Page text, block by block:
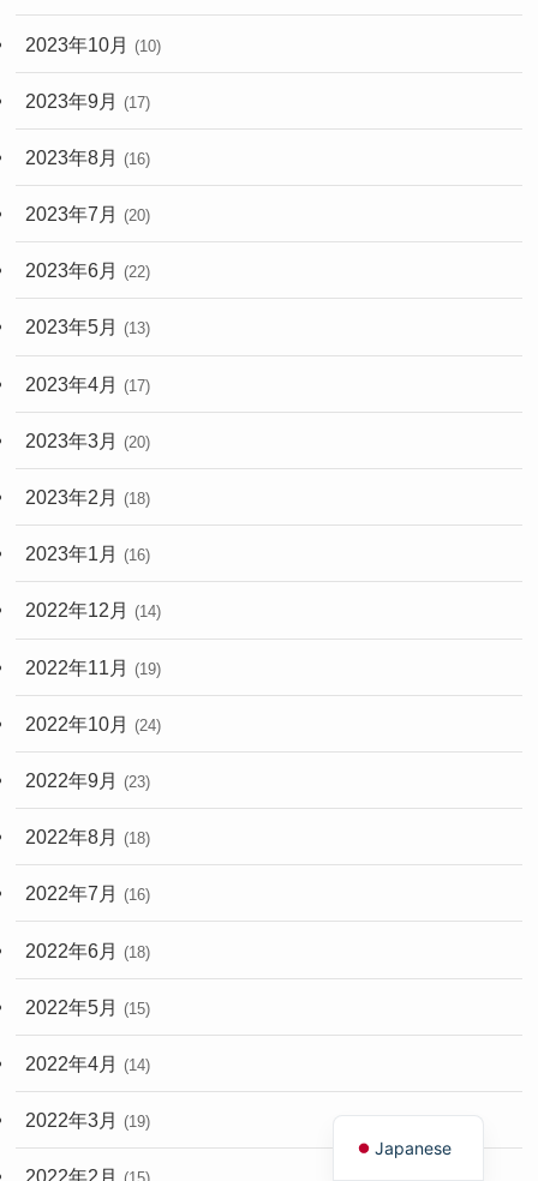
2023年10月 (10)
2023年9月 (17)
2023年8月 (16)
2023年7月 (20)
2023年6月 (22)
2023年5月 (13)
2023年4月 (17)
2023年3月 (20)
2023年2月 (18)
2023年1月 (16)
2022年12月 (14)
2022年11月 (19)
2022年10月 (24)
2022年9月 (23)
2022年8月 (18)
2022年7月 (16)
2022年6月 (18)
2022年5月 (15)
2022年4月 (14)
2022年3月 (19)
2022年2月
Japanese